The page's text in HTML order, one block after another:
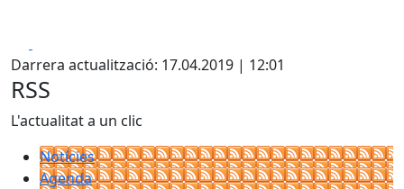
Darrera actualització: 17.04.2019 | 12:01
RSS
L'actualitat a un clic
Notícies
Agenda